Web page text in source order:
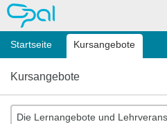
OPAL
Startseite Kursangebote
Kursangebote
Die Lernangebote und